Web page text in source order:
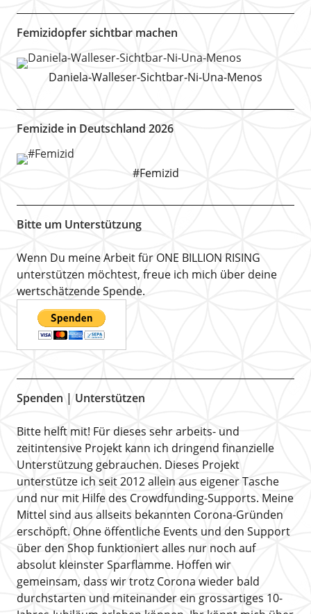
Femizidopfer sichtbar machen
Daniela-Walleser-Sichtbar-Ni-Una-Menos
Femizide in Deutschland 2026
#Femizid
Bitte um Unterstützung
Wenn Du meine Arbeit für ONE BILLION RISING
unterstützen möchtest, freue ich mich über deine
wertschätzende Spende.
Spenden | Unterstützen
Bitte helft mit! Für dieses sehr arbeits- und
zeitintensive Projekt kann ich dringend finanzielle
Unterstützung gebrauchen. Dieses Projekt
unterstütze ich seit 2012 allein aus eigener Tasche
und nur mit Hilfe des Crowdfunding-Supports. Meine
Mittel sind aus allseits bekannten Corona-Gründen
erschöpft. Ohne öffentliche Events und den Support
über den Shop funktioniert alles nur noch auf
absolut kleinster Sparflamme. Hoffen wir
gemeinsam, dass wir trotz Corona wieder bald
durchstarten und miteinander ein grossartiges 10-